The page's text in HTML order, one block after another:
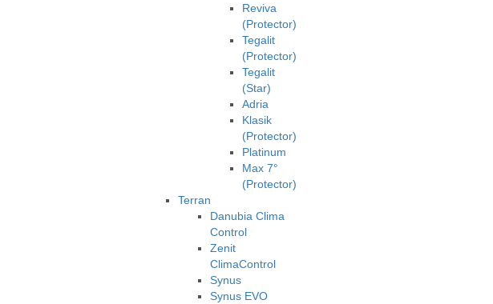
Reviva
(Protector)
Tegalit
(Protector)
Tegalit
(Star)
Adria
Klasik
(Protector)
Platinum
Max 7°
(Protector)
Terran
Danubia Clima
Control
Zenit
ClimaControl
Synus
Synus EVO